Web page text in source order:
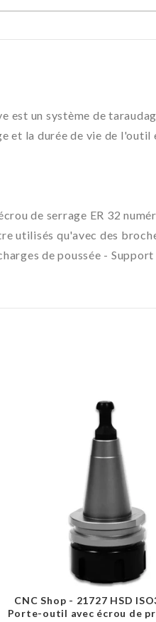
est un système de
et la durée de vie de l'outil
de serrage ER 32
utilisés qu'avec des
de poussée -
CNC Shop - 21727 HSD
Porte-outil avec écrou de